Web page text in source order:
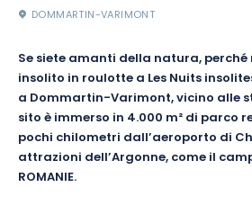
DOMMARTIN-VARIMONT
Se siete amanti della natura,
insolito in roulotte a Les Nuits
a Dommartin-Varimont, vicino alle
sito è immerso in 4.000 m² di parco
pochi chilometri dall’aeroporto di
attrazioni dell’Argonne, come il
ROMANIE.